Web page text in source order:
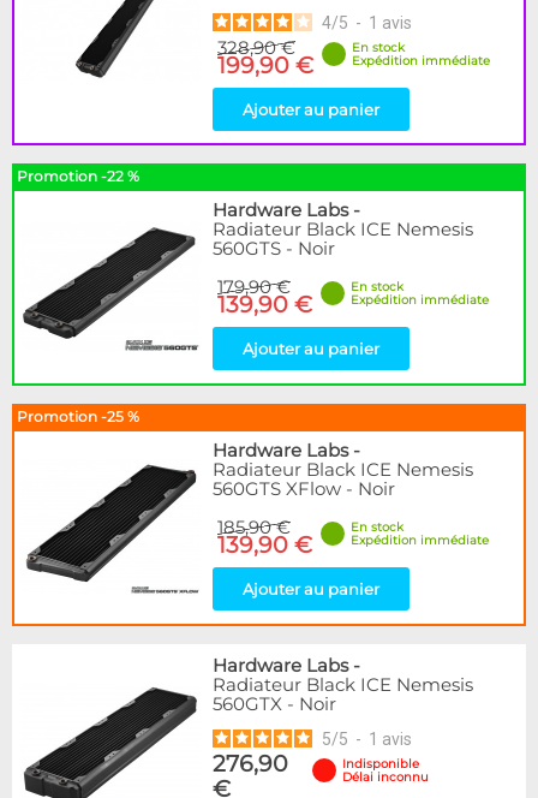
4/5 - 1 avis
328,90 €
199,90 €
En stock
Expédition immédiate
Ajouter au panier
Promotion -22 %
Hardware Labs-
Radiateur Black ICE Nemesis
560GTS - Noir
179,90 €
139,90 €
En stock
Expédition immédiate
Ajouter au panier
Promotion -25 %
Hardware Labs-
Radiateur Black ICE Nemesis
560GTS XFlow - Noir
185,90 €
139,90 €
En stock
Expédition immédiate
Ajouter au panier
Hardware Labs-
Radiateur Black ICE Nemesis
560GTX - Noir
5/5 - 1 avis
276,90
€
Indisponible
Délai inconnu